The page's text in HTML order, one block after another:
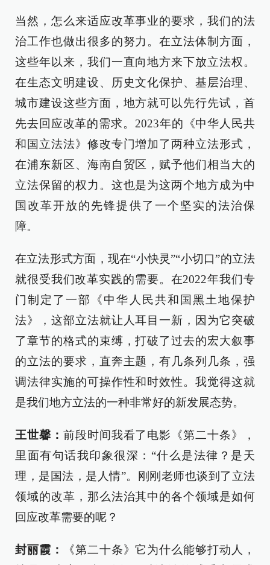
当然，怎么来适应改革事业的要求，我们的法
治工作也做出很多的努力。在立法体制方面，
这些年以来，我们一直向地方来下放立法权。
在生态文明建设、历史文化保护、基层治理、
城市建设这些方面，地方就可以先行先试，首
先去回应改革的需求。2023年的《中华人民共
和国立法法》修改专门增加了两种立法形式，
在浦东新区、海南自贸区，赋予他们相当大的
立法保留的权力。这也是为这两个地方成为中
国改革开放的先锋提供了一个坚实的法治保
障。
在立法形式方面，现在“小快灵”“小切口”的立法
就很受我们改革实践的需要。在2022年我们专
门制定了一部《中华人民共和国黑土地保护
法》，这部立法就让人耳目一新，因为它突破
了章节的格式的束缚，打破了过去的宏大叙事
的立法的要求，直奔主题，有几条列几条，强
调法律实施的可操作性和时效性。我觉得这就
是我们地方立法的一种非常好的新发展态势。
王世馨： 前段时间我看了电影《第二十条》，
里面有句话我印象很深：“什么是法律？是天
理，是国法，是人情”。刚刚老师也谈到了立法
领域的改革，那么法治其中的各个领域是如何
回应改革需要的呢？
封丽霞：
《第二十条》它为什么能够打动人，